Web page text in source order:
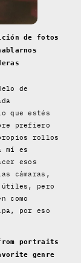
de fotos
de
que estés
prefiero
rollos
mí es
esos
cámaras,
útiles, pero
como
por eso
portraits
genre